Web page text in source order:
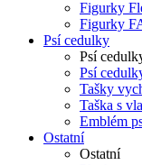
Figurky
Figurky
Psí cedulky
Psí
Psí
Tašky
Taška s
Emblém
Ostatní
Ostatní